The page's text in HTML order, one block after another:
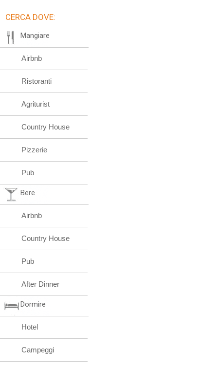
CERCA DOVE:
Mangiare
Airbnb
Ristoranti
Agriturist
Country House
Pizzerie
Pub
Bere
Airbnb
Country House
Pub
After Dinner
Dormire
Hotel
Campeggi